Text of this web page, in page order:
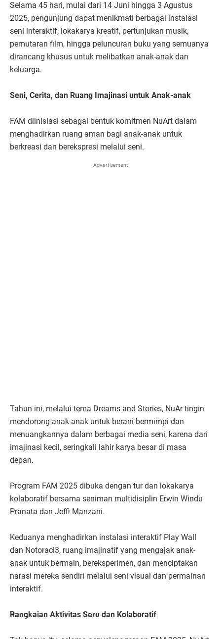
Selama 45 hari, mulai dari 14 Juni hingga 3 Agustus
2025, pengunjung dapat menikmati berbagai instalasi
seni interaktif, lokakarya kreatif, pertunjukan musik,
pemutaran film, hingga peluncuran buku yang semuanya
dirancang khusus untuk melibatkan anak-anak dan
keluarga.
Seni, Cerita, dan Ruang Imajinasi untuk Anak-anak
FAM diinisiasi sebagai bentuk komitmen NuArt dalam
menghadirkan ruang aman bagi anak-anak untuk
berkreasi dan berekspresi melalui seni.
Advertisement
Tahun ini, melalui tema Dreams and Stories, NuAr tingin
mendorong anak-anak untuk berani bermimpi dan
menuangkannya dalam berbagai media seni, karena dari
imajinasi kecil, seringkali lahir karya besar di masa
depan.
Program FAM 2025 dibuka dengan tur dan lokakarya
kolaboratif bersama seniman multidisiplin Erwin Windu
Pranata dan Jeffi Manzani.
Keduanya menghadirkan instalasi interaktif Play Wall
dan Notoracl3, ruang imajinatif yang mengajak anak-
anak untuk bermain, bereksperimen, dan menciptakan
narasi mereka sendiri melalui seni visual dan permainan
interaktif.
Rangkaian Aktivitas Seru dan Kolaboratif